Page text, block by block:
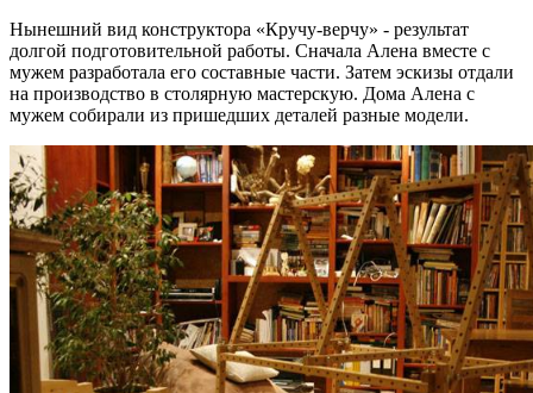
Нынешний вид конструктора «Кручу-верчу» - результат
долгой подготовительной работы. Сначала Алена вместе с
мужем разработала его составные части. Затем эскизы отдали
на производство в столярную мастерскую. Дома Алена с
мужем собирали из пришедших деталей разные модели.